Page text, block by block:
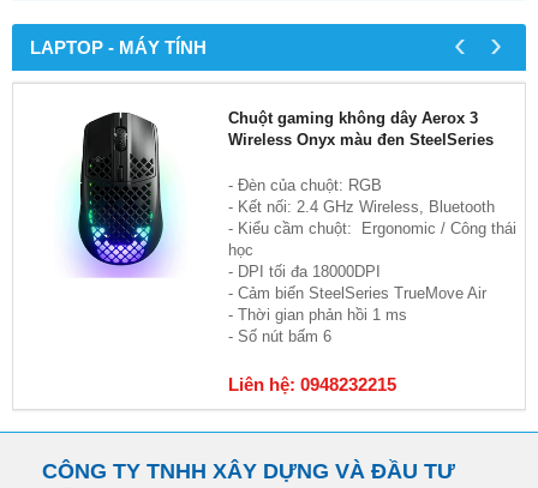
LAPTOP - MÁY TÍNH
Chuột gaming không dây Aerox 3
Wireless Onyx màu đen SteelSeries
- Đèn của chuột: RGB
- Kết nối: 2.4 GHz Wireless, Bluetooth
- Kiểu cầm chuột: Ergonomic / Công thái
học
- DPI tối đa 18000DPI
- Cảm biến SteelSeries TrueMove Air
- Thời gian phản hồi 1 ms
- Số nút bấm 6
Liên hệ: 0948232215
‹ ›
CÔNG TY TNHH XÂY DỰNG VÀ ĐẦU TƯ